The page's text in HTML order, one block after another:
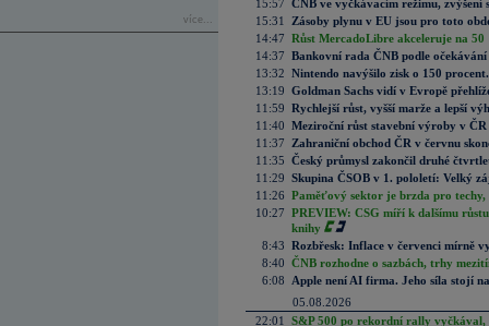
více...
15:57 ČNB ve vyčkávacím režimu, zvýšení
15:31
Zásoby plynu v EU jsou pro toto
14:47 Růst MercadoLibre akceleruje na
14:37 Bankovní rada ČNB podle
13:32 Nintendo navýšilo zisk o 150
13:19 Goldman Sachs vidí v Evropě
11:59 Rychlejší růst, vyšší marže a lepší
11:40 Meziroční růst stavební výroby v
11:37
Zahraniční obchod ČR v červnu
11:35 Český průmysl zakončil druhé
11:29 Skupina ČSOB v 1. pololetí: Velký
11:26 Paměťový sektor je brzda pro techy,
10:27 PREVIEW: CSG míří k dalšímu
knihy
8:43 Rozbřesk: Inflace v červenci mírně
8:40 ČNB rozhodne o sazbách, trhy
6:08
Apple není AI firma. Jeho síla stojí
05.08.2026
22:01
S&P 500 po rekordní rally vyčkával,